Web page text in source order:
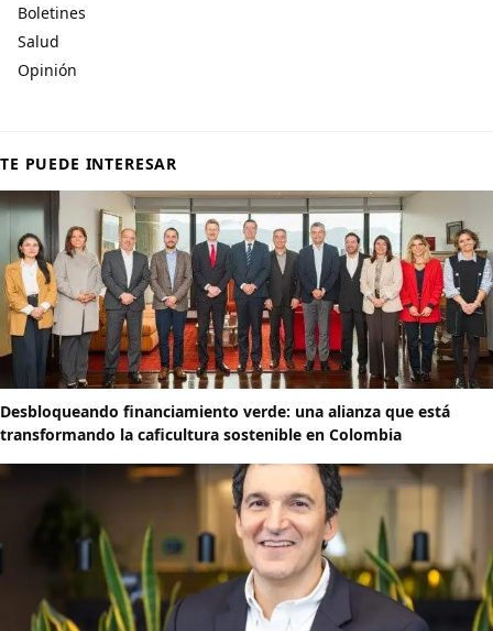
Boletines
Salud
Opinión
TE PUEDE INTERESAR
Desbloqueando financiamiento verde: una alianza que está
transformando la caficultura sostenible en Colombia